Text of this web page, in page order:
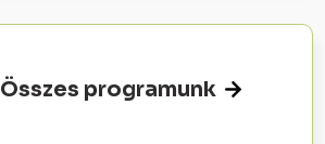
Összes programunk